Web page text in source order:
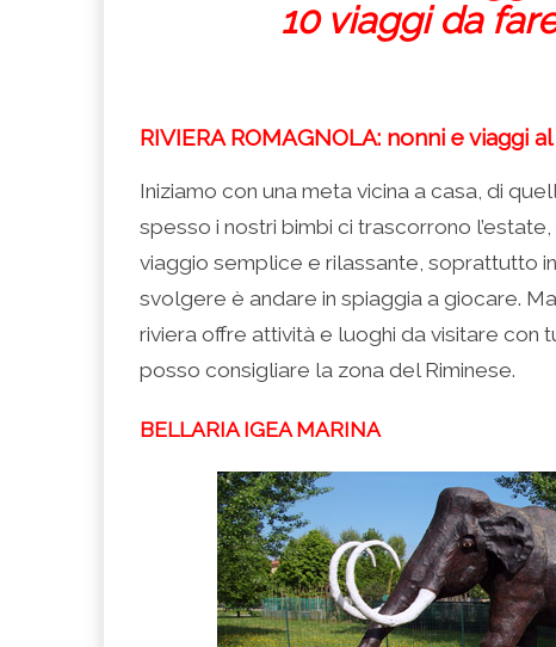
10 viaggi da
RIVIERA ROMAGNOLA: nonni e viaggi
Iniziamo con una meta vicina a casa, di
spesso i nostri bimbi ci trascorrono
viaggio semplice e rilassante, soprattutto
svolgere è andare in spiaggia a giocare.
riviera offre attività e luoghi da visitare con
posso consigliare la zona del Riminese.
BELLARIA IGEA MARINA